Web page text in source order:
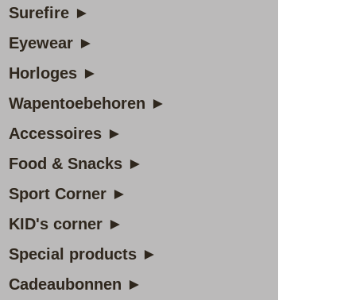
Surefire ►
Eyewear ►
Horloges ►
Wapentoebehoren ►
Accessoires ►
Food & Snacks ►
Sport Corner ►
KID's corner ►
Special products ►
Cadeaubonnen ►